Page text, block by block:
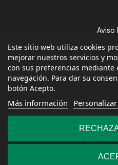
Este sitio web utiliza cookies
mejorar nuestros servicios y
con sus preferencias
navegación. Para dar su
botón Acepto.
Más información
Aviso
Política
Política
PROGRAMA KIT DIGITAL
FONDOS NEXT